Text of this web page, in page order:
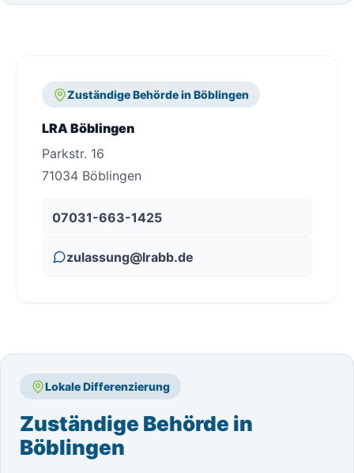
Zuständige Behörde in Böblingen
LRA Böblingen
Parkstr. 16
71034 Böblingen
07031-663-1425
zulassung@lrabb.de
Lokale Differenzierung
Zuständige Behörde in
Böblingen